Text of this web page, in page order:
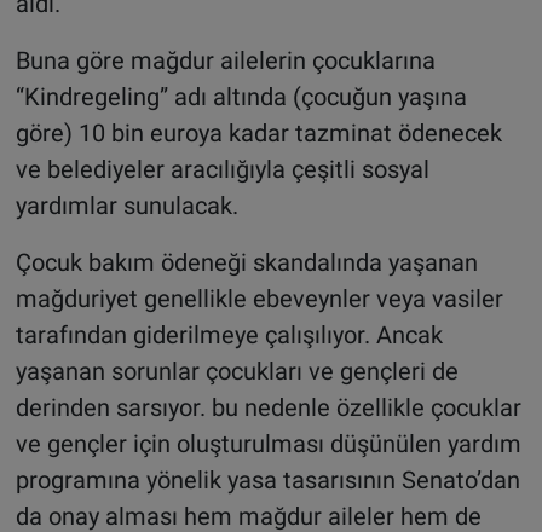
Buna göre mağdur ailelerin çocuklarına
“Kindregeling” adı altında (çocuğun yaşına
göre) 10 bin euroya kadar tazminat ödenecek
ve belediyeler aracılığıyla çeşitli sosyal
yardımlar sunulacak.
Çocuk bakım ödeneği skandalında yaşanan
mağduriyet genellikle ebeveynler veya vasiler
tarafından giderilmeye çalışılıyor. Ancak
yaşanan sorunlar çocukları ve gençleri de
derinden sarsıyor. bu nedenle özellikle çocuklar
ve gençler için oluşturulması düşünülen yardım
programına yönelik yasa tasarısının Senato’dan
da onay alması hem mağdur aileler hem de